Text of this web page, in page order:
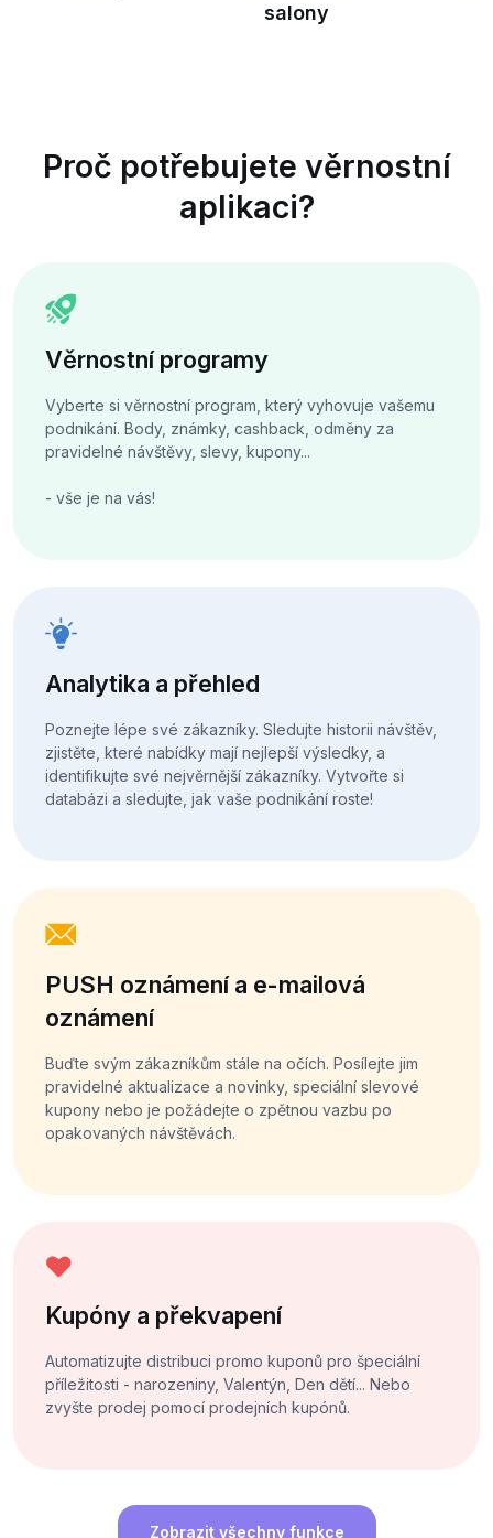
salony
Proč potřebujete věrnostní
aplikaci?
Věrnostní programy
Vyberte si věrnostní program, který vyhovuje vašemu
podnikání. Body, známky, cashback, odměny za
pravidelné návštěvy, slevy, kupony...
- vše je na vás!
Analytika a přehled
Poznejte lépe své zákazníky. Sledujte historii návštěv,
zjistěte, které nabídky mají nejlepší výsledky, a
identifikujte své nejvěrnější zákazníky. Vytvořte si
databázi a sledujte, jak vaše podnikání roste!
PUSH oznámení a e-mailová
oznámení
Buďte svým zákazníkům stále na očích. Posílejte jim
pravidelné aktualizace a novinky, speciální slevové
kupony nebo je požádejte o zpětnou vazbu po
opakovaných návštěvách.
Kupóny a překvapení
Automatizujte distribuci promo kuponů pro špeciální
příležitosti - narozeniny, Valentýn, Den dětí... Nebo
zvyšte prodej pomocí prodejních kupónů.
Zobrazit všechny funkce